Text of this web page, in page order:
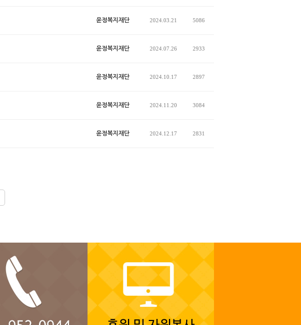
윤정복지재단 2024.03.21 5086
윤정복지재단 2024.07.26 2933
윤정복지재단 2024.10.17 2897
윤정복지재단 2024.11.20 3084
윤정복지재단 2024.12.17 2831